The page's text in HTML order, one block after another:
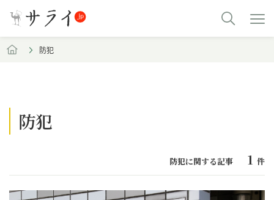
防犯
防犯
防犯に関する記事 1 件